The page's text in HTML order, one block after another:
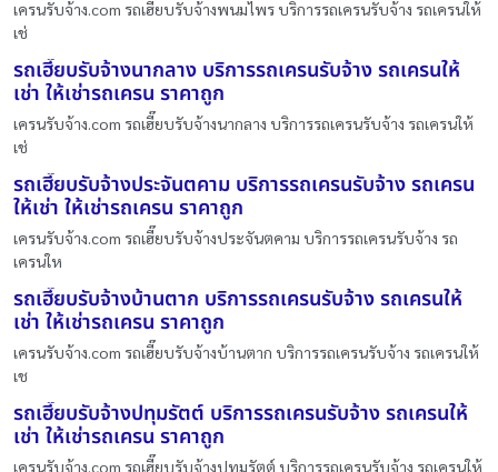
เครนรับจ้าง.com รถเฮี๊ยบรับจ้างพนมไพร บริการรถเครนรับจ้าง รถเครนให้
เช่
รถเฮี๊ยบรับจ้างนากลาง บริการรถเครนรับจ้าง รถเครนให้
เช่า ให้เช่ารถเครน ราคาถูก
เครนรับจ้าง.com รถเฮี๊ยบรับจ้างนากลาง บริการรถเครนรับจ้าง รถเครนให้
เช่
รถเฮี๊ยบรับจ้างประจันตคาม บริการรถเครนรับจ้าง รถเครน
ให้เช่า ให้เช่ารถเครน ราคาถูก
เครนรับจ้าง.com รถเฮี๊ยบรับจ้างประจันตคาม บริการรถเครนรับจ้าง รถ
เครนให
รถเฮี๊ยบรับจ้างบ้านตาก บริการรถเครนรับจ้าง รถเครนให้
เช่า ให้เช่ารถเครน ราคาถูก
เครนรับจ้าง.com รถเฮี๊ยบรับจ้างบ้านตาก บริการรถเครนรับจ้าง รถเครนให้
เช
รถเฮี๊ยบรับจ้างปทุมรัตต์ บริการรถเครนรับจ้าง รถเครนให้
เช่า ให้เช่ารถเครน ราคาถูก
เครนรับจ้าง.com รถเฮี๊ยบรับจ้างปทุมรัตต์ บริการรถเครนรับจ้าง รถเครนให้